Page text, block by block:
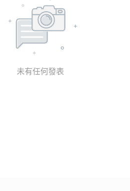
未有任何發表